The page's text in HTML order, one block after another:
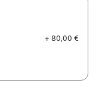
+ 80,00 €